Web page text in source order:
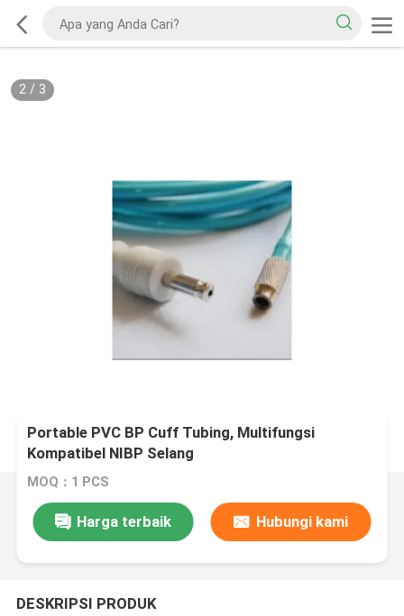
2/ 3
Portable PVC BP Cuff Tubing, Multifungsi
Kompatibel NIBP Selang
MOQ：1 PCS
Harga terbaik Hubungi kami
DESKRIPSI PRODUK